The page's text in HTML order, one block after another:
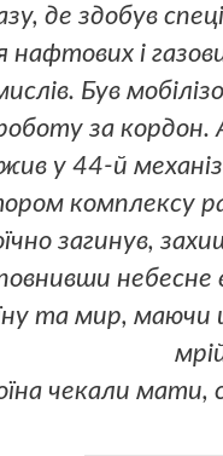
де здобув
і
Був
за кордон.
у 44-й
комплексу
загинув,
небесне
та мир, маючи
чекали мати,